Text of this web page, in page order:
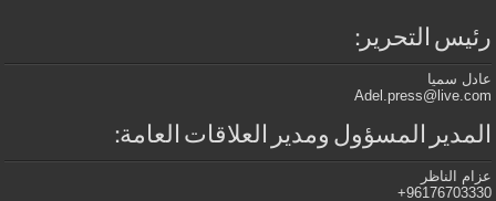
رئيس التحرير:
عادل سميا
Adel.press@live.com
المدير المسؤول ومدير العلاقات العامة:
عزام الناظر
96176703330+